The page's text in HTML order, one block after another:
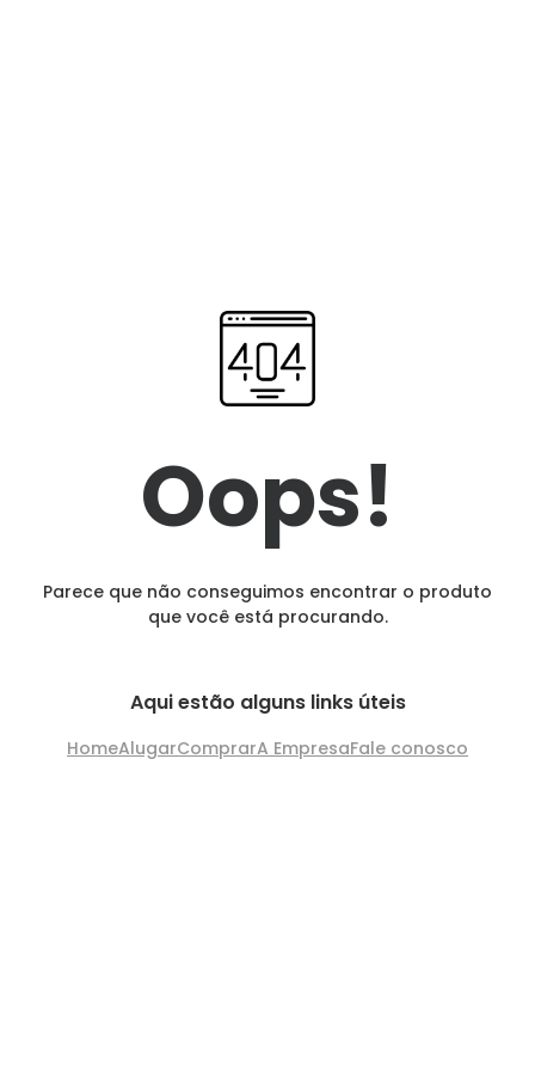
Oops!
Parece que não conseguimos encontrar o produto
que você está procurando.
Aqui estão alguns links úteis
HomeAlugarComprarA EmpresaFale conosco